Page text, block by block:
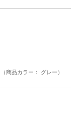
（商品カラー： グレー）